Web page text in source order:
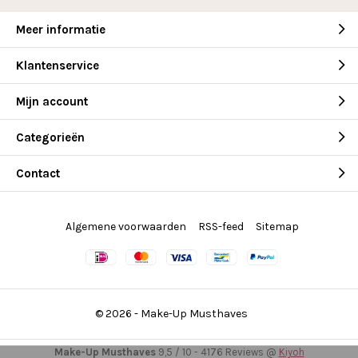
Meer informatie
Klantenservice
Mijn account
Categorieën
Contact
© 2026 - Make-Up Musthaves
Algemene voorwaarden RSS-feed Sitemap
Make-Up Musthaves9,5 / 10 - 4176 Reviews @ Kiyoh